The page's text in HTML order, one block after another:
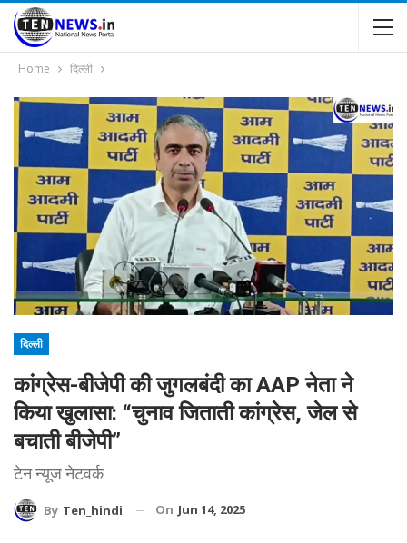
Home दिल्ली
दिल्ली
कांग्रेस-बीजेपी की जुगलबंदी का AAP नेता ने
किया खुलासा: “चुनाव जिताती कांग्रेस, जेल से
बचाती बीजेपी”
टेन न्यूज नेटवर्क
By Ten_hindi On Jun 14, 2025